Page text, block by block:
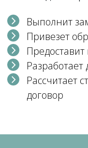
Выполнит
Привезет
Разработает
Рассчитает
договор